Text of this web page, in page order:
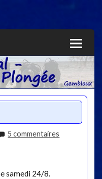
5 commentaires
samedi 24/8.